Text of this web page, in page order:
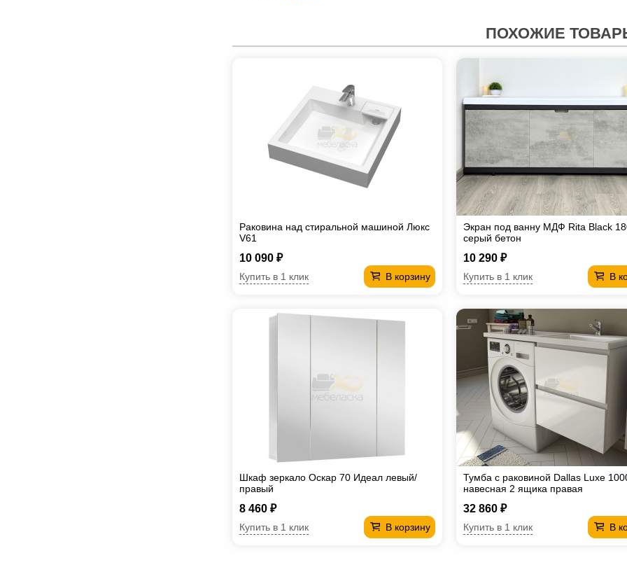
ПОХОЖИЕ
Раковина над стиральной машиной Люкс
V61
10 090 ₽
В корзину
Купить в 1 клик
Экран под ванну МДФ Rita Black
серый бетон
10 290 ₽
В
Купить в 1 клик
Шкаф зеркало Оскар 70 Идеал левый/
правый
8 460 ₽
В корзину
Купить в 1 клик
Тумба с раковиной Dallas Luxe
навесная 2 ящика правая
32 860 ₽
В
Купить в 1 клик